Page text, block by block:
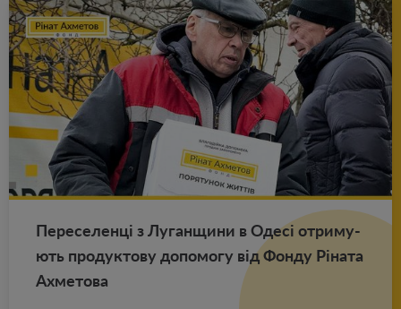
Пе­ре­се­ленці з Лу­ган­щи­ни в Одесі от­ри­му­
ють про­дук­то­ву до­по­мо­гу від Фонду Ріната
Ах­ме­то­ва